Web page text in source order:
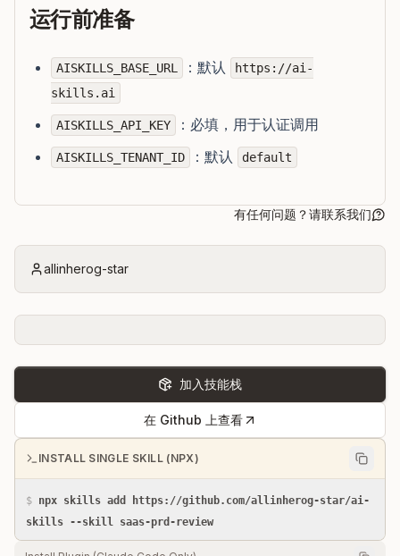
运行前准备
AISKILLS_BASE_URL ：默认
https://ai-
skills.ai
AISKILLS_API_KEY ：必填，用于认证调用
AISKILLS_TENANT_ID ：默认 default
有任何问题？请联系我们
allinherog-star
加入技能栈
在 Github 上查看
INSTALL SINGLE SKILL (NPX)
$ npx skills add https://github.com/allinherog-star/ai-
skills --skill saas-prd-review